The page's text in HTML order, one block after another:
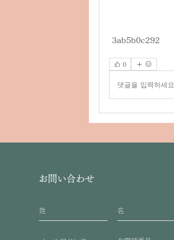
3ab5b0c292
0
댓글을 입력하세요.
お問い合わせ